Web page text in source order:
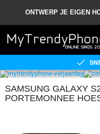
ONTWERP JE EIGEN
SAMSUNG GALAXY
PORTEMONNEE